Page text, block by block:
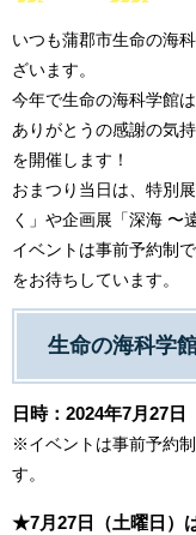
いつも蒲郡市生命の海
ざいます。
今年で生命の海科学館
ありがとうの感謝の気
を開催します！
おまつり当日は、特別
く」や企画展「深海 〜
イベントは事前予約制
をお待ちしています。
生命の海科学
日時：2024年7月27
※イベントは事前予約
す。
★7月27日（土曜日）